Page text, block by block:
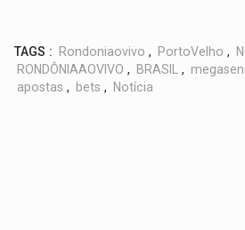
TAGS : Rondoniaovivo , PortoVelho ,
RONDÔNIAAOVIVO , BRASIL ,
apostas , bets , Notícia